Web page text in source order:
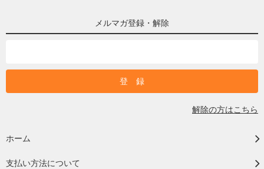
メルマガ登録・解除
解除の方はこちら
ホーム
支払い方法について